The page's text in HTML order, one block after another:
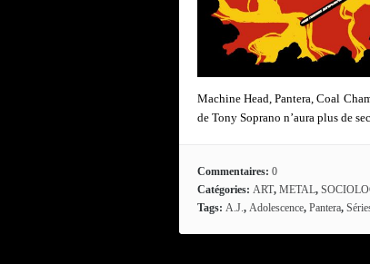
Machine Head, Pantera, Coal
de Tony Soprano n’aura plus de
Commentaires: 0
Catégories: ART, METAL,
Tags: A.J., Adolescence, Pantera,